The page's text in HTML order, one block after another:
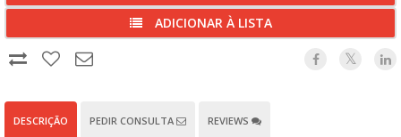
ADICIONAR À LISTA
DESCRIÇÃO PEDIR CONSULTA REVIEWS